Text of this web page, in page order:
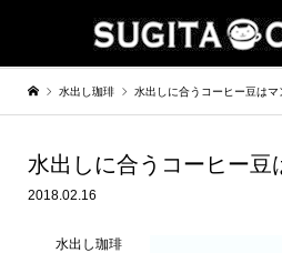
水出し珈琲 水出しに合うコーヒー豆はマ
水出しに合うコーヒー豆
2018.02.16
水出し珈琲